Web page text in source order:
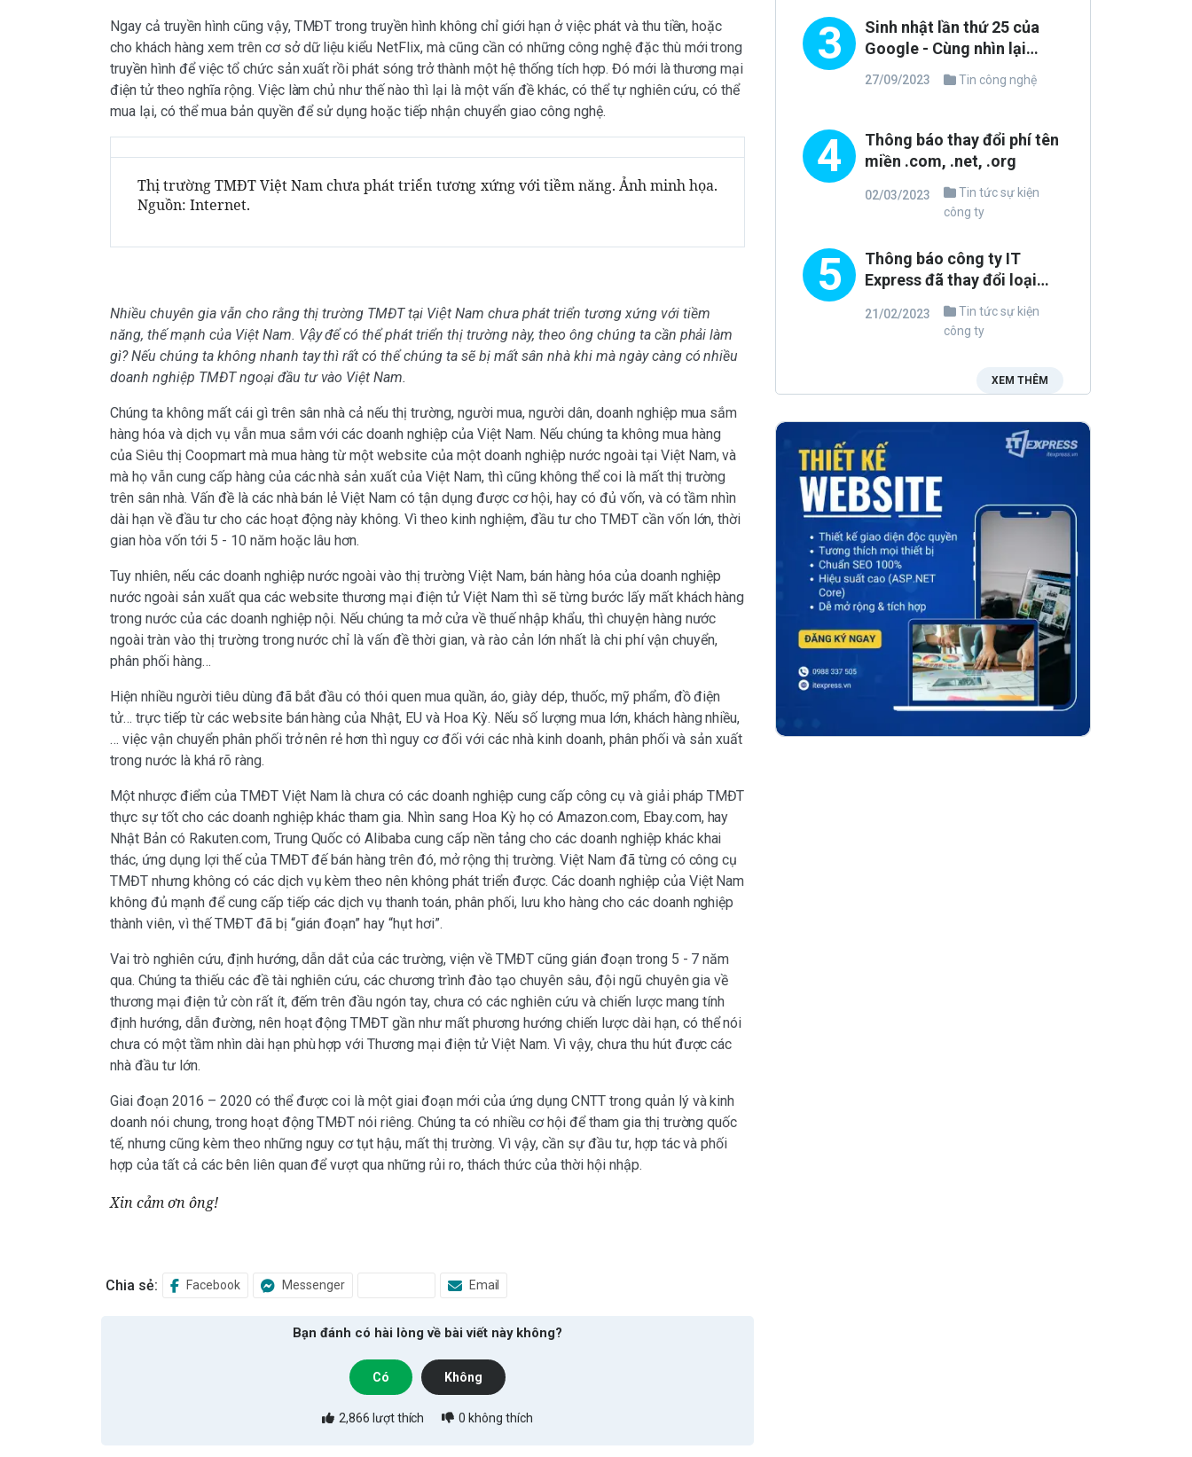
Ngay cả truyền hình cũng vậy, TMĐT trong truyền hình không chỉ giới hạn ở việc phát và thu tiền, hoặc
cho khách hàng xem trên cơ sở dữ liệu kiểu NetFlix, mà cũng cần có những công nghệ đặc thù mới trong
truyền hình để việc tổ chức sản xuất rồi phát sóng trở thành một hệ thống tích hợp. Đó mới là thương mại
điện tử theo nghĩa rộng. Việc làm chủ như thế nào thì lại là một vấn đề khác, có thể tự nghiên cứu, có thể
mua lại, có thể mua bản quyền để sử dụng hoặc tiếp nhận chuyển giao công nghệ.
Thị trường TMĐT Việt Nam chưa phát triển tương xứng với tiềm năng. Ảnh minh họa.
Nguồn: Internet.
Nhiều chuyên gia vẫn cho rằng thị trường TMĐT tại Việt Nam chưa phát triển tương xứng với tiềm
năng, thế mạnh của Việt Nam. Vậy để có thể phát triển thị trường này, theo ông chúng ta cần phải làm
gì? Nếu chúng ta không nhanh tay thì rất có thể chúng ta sẽ bị mất sân nhà khi mà ngày càng có nhiều
doanh nghiệp TMĐT ngoại đầu tư vào Việt Nam.
Chúng ta không mất cái gì trên sân nhà cả nếu thị trường, người mua, người dân, doanh nghiệp mua sắm
hàng hóa và dịch vụ vẫn mua sắm với các doanh nghiệp của Việt Nam. Nếu chúng ta không mua hàng
của Siêu thị Coopmart mà mua hàng từ một website của một doanh nghiệp nước ngoài tại Việt Nam, và
mà họ vẫn cung cấp hàng của các nhà sản xuất của Việt Nam, thì cũng không thể coi là mất thị trường
trên sân nhà. Vấn đề là các nhà bán lẻ Việt Nam có tận dụng được cơ hội, hay có đủ vốn, và có tầm nhìn
dài hạn về đầu tư cho các hoạt động này không. Vì theo kinh nghiệm, đầu tư cho TMĐT cần vốn lớn, thời
gian hòa vốn tới 5 - 10 năm hoặc lâu hơn.
Tuy nhiên, nếu các doanh nghiệp nước ngoài vào thị trường Việt Nam, bán hàng hóa của doanh nghiệp
nước ngoài sản xuất qua các website thương mại điện tử Việt Nam thì sẽ từng bước lấy mất khách hàng
trong nước của các doanh nghiệp nội. Nếu chúng ta mở cửa về thuế nhập khẩu, thì chuyện hàng nước
ngoài tràn vào thị trường trong nước chỉ là vấn đề thời gian, và rào cản lớn nhất là chi phí vận chuyển,
phân phối hàng…
Hiện nhiều người tiêu dùng đã bắt đầu có thói quen mua quần, áo, giày dép, thuốc, mỹ phẩm, đồ điện
tử… trực tiếp từ các website bán hàng của Nhật, EU và Hoa Kỳ. Nếu số lượng mua lớn, khách hàng nhiều,
… việc vận chuyển phân phối trở nên rẻ hơn thì nguy cơ đối với các nhà kinh doanh, phân phối và sản xuất
trong nước là khá rõ ràng.
Một nhược điểm của TMĐT Việt Nam là chưa có các doanh nghiệp cung cấp công cụ và giải pháp TMĐT
thực sự tốt cho các doanh nghiệp khác tham gia. Nhìn sang Hoa Kỳ họ có Amazon.com, Ebay.com, hay
Nhật Bản có Rakuten.com, Trung Quốc có Alibaba cung cấp nền tảng cho các doanh nghiệp khác khai
thác, ứng dụng lợi thế của TMĐT đế bán hàng trên đó, mở rộng thị trường. Việt Nam đã từng có công cụ
TMĐT nhưng không có các dịch vụ kèm theo nên không phát triển được. Các doanh nghiệp của Việt Nam
không đủ mạnh để cung cấp tiếp các dịch vụ thanh toán, phân phối, lưu kho hàng cho các doanh nghiệp
thành viên, vì thế TMĐT đã bị “gián đoạn” hay “hụt hơi”.
Vai trò nghiên cứu, định hướng, dẫn dắt của các trường, viện về TMĐT cũng gián đoạn trong 5 - 7 năm
qua. Chúng ta thiếu các đề tài nghiên cứu, các chương trình đào tạo chuyên sâu, đội ngũ chuyên gia về
thương mại điện tử còn rất ít, đếm trên đầu ngón tay, chưa có các nghiên cứu và chiến lược mang tính
định hướng, dẫn đường, nên hoạt động TMĐT gần như mất phương hướng chiến lược dài hạn, có thể nói
chưa có một tầm nhìn dài hạn phù hợp với Thương mại điện tử Việt Nam. Vì vậy, chưa thu hút được các
nhà đầu tư lớn.
Giai đoạn 2016 – 2020 có thể được coi là một giai đoạn mới của ứng dụng CNTT trong quản lý và kinh
doanh nói chung, trong hoạt động TMĐT nói riêng. Chúng ta có nhiều cơ hội để tham gia thị trường quốc
tế, nhưng cũng kèm theo những nguy cơ tụt hậu, mất thị trường. Vì vậy, cần sự đầu tư, hợp tác và phối
hợp của tất cả các bên liên quan để vượt qua những rủi ro, thách thức của thời hội nhập.
Xin cảm ơn ông!
Chia sẻ: Facebook Messenger Email
Bạn đánh có hài lòng về bài viết này không?
Có Không
2,866 lượt thích 0 không thích
3
Sinh nhật lần thứ 25 của
Google - Cùng nhìn lại
những thay đổi trong
phong cách thiết kế
27/09/2023 Tin công nghệ
4
Thông báo thay đổi phí tên
miền .com, .net, .org
02/03/2023
Tin tức sự kiện
công ty
5
Thông báo công ty IT
Express đã thay đổi loại
hình TNHH thành công ty
CỔ PHẦN
21/02/2023
Tin tức sự kiện
công ty
XEM THÊM